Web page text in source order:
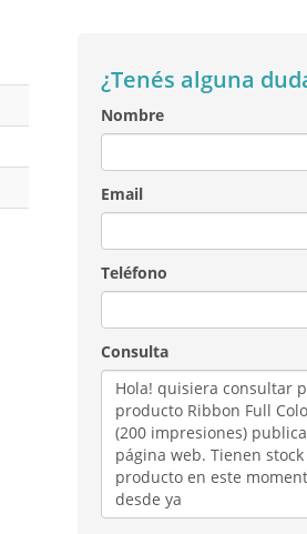
¿Tenés alguna
Nombre
Email
Teléfono
Consulta